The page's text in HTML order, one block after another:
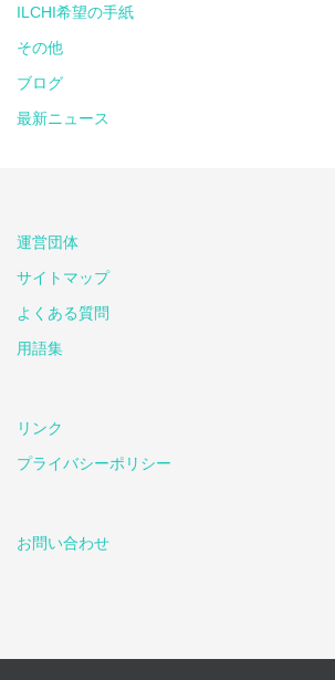
ILCHI希望の手紙
その他
ブログ
最新ニュース
運営団体
サイトマップ
よくある質問
用語集
リンク
プライバシーポリシー
お問い合わせ